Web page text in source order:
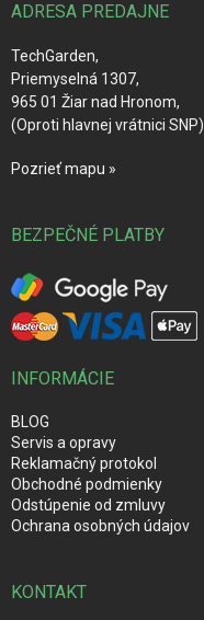
ADRESA PREDAJNE
TechGarden,
Priemyselná 1307,
965 01 Žiar nad Hronom,
(Oproti hlavnej vrátnici SNP)
Pozrieť mapu »
BEZPEČNÉ PLATBY
INFORMÁCIE
BLOG
Servis a opravy
Reklamačný protokol
Obchodné podmienky
Odstúpenie od zmluvy
Ochrana osobných údajov
KONTAKT